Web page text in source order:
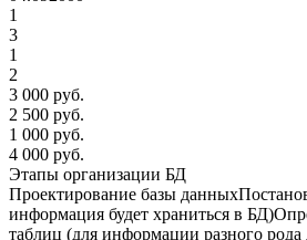
1
3
1
2
3 000 руб.
2 500 руб.
1 000 руб.
4 000 руб.
Этапы организации БД
Проектирование базы
информация будет храниться в
таблиц (для информации разного